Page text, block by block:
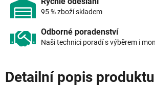
95 % zboží skladem
Odborné poradenství
Naši technici poradí s výběrem i
Detailní popis produktu